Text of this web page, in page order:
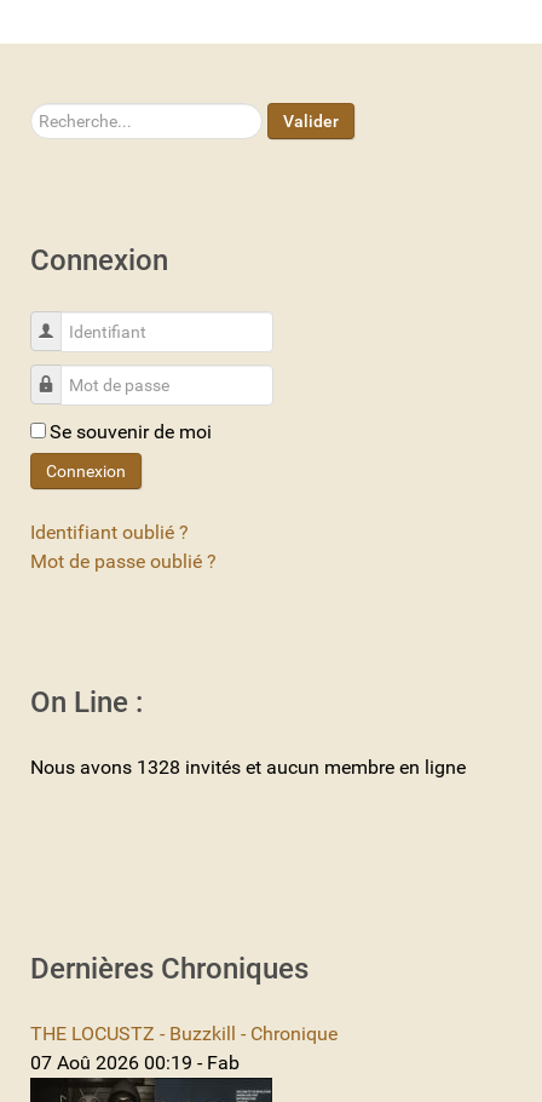
Rechercher Valider
Connexion
Identifiant
Mot de passe
Se souvenir de moi
Connexion
Identifiant oublié ?
Mot de passe oublié ?
On Line :
Nous avons 1328 invités et aucun membre en ligne
Dernières Chroniques
THE LOCUSTZ - Buzzkill - Chronique
07 Aoû 2026 00:19 - Fab